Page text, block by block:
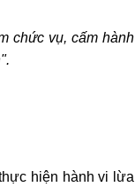
chức vụ, cấm hành
hiện hành vi lừa